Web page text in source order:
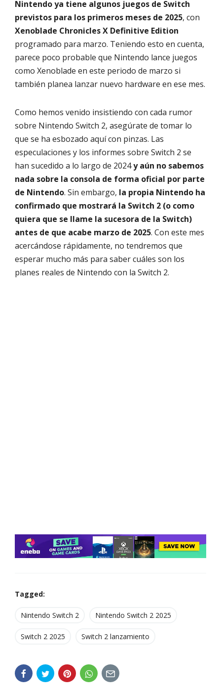
Nintendo ya tiene algunos juegos de Switch
previstos para los primeros meses de 2025, con
Xenoblade Chronicles X Definitive Edition
programado para marzo. Teniendo esto en cuenta,
parece poco probable que Nintendo lance juegos
como Xenoblade en este periodo de marzo si
también planea lanzar nuevo hardware en ese mes.
Como hemos venido insistiendo con cada rumor
sobre Nintendo Switch 2, asegúrate de tomar lo
que se ha esbozado aquí con pinzas. Las
especulaciones y los informes sobre Switch 2 se
han sucedido a lo largo de 2024y aún no sabemos
nada sobre la consola de forma oficial por parte
de Nintendo. Sin embargo, la propia Nintendo ha
confirmado que mostrará la Switch 2 (o como
quiera que se llame la sucesora de la Switch)
antes de que acabe marzo de 2025. Con este mes
acercándose rápidamente, no tendremos que
esperar mucho más para saber cuáles son los
planes reales de Nintendo con la Switch 2.
Tagged:
Nintendo Switch 2 Nintendo Switch 2 2025
Switch 2 2025 Switch 2 lanzamiento